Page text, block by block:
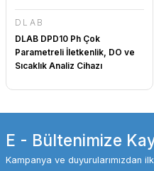
DLAB
DLAB DPD10 Ph Çok
Parametreli İletkenlik, DO ve
Sıcaklık Analiz Cihazı
E - Bültenimize
Kampanya ve duyurularımızdan